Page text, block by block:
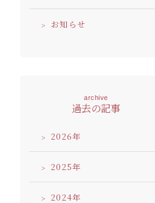
お知らせ
archive
過去の記事
2026
2025
2024